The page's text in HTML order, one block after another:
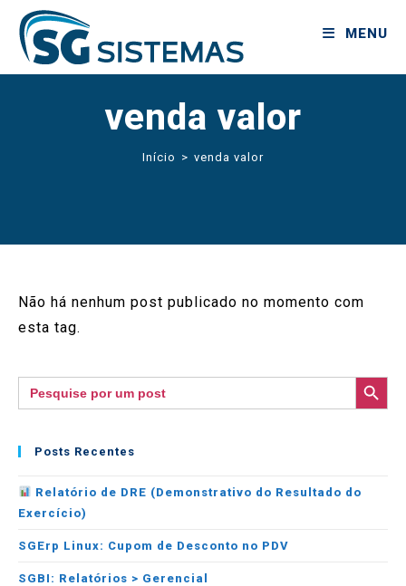
MENU
venda valor
Início > venda valor
Não há nenhum post publicado no momento com
esta tag.
Search
for:
SEARCH BUTTON
Posts Recentes
Relatório de DRE (Demonstrativo do Resultado do
Exercício)
SGErp Linux: Cupom de Desconto no PDV
SGBI: Relatórios > Gerencial